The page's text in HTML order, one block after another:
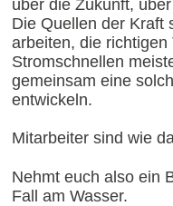
über die Zukunft,
Die Quellen der Kraft
arbeiten, die richtigen
Stromschnellen
gemeinsam eine
entwickeln.
Mitarbeiter sind wie
Nehmt euch also ein
Fall am Wasser.